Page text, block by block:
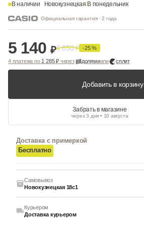
В наличии Новокузнецкая/В понедельник
Официальная гарантия · 2 года
5 140 ₽6 850₽ -25 %
4 платежа по 1 285 ₽через долямиили сплит
Добавить в корзину
Забрать в магазине
через 3 дня • 10 августа
Доставка с примеркой
Бесплатно
Самовывоз
Новокузнецкая 18с1
Курьером
Доставка курьером